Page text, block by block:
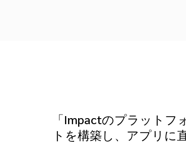
「Impactのプラット
トを構築し、アプリに